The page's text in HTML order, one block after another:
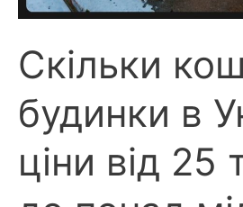
Скільки
будинки в
ціни від 25